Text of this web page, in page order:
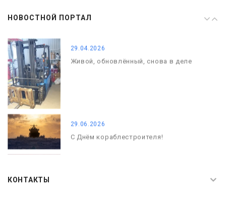
НОВОСТНОЙ ПОРТАЛС Днём Победы. Память, которая с
29.04.2026
Живой, обновлённый, снова в деле
29.06.2026
С Днём кораблестроителя!
КОНТАКТЫ